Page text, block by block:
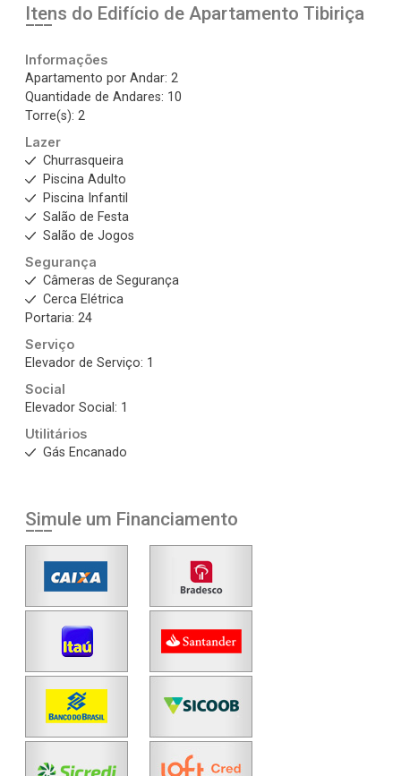
Itens do Edifício de Apartamento Tibiriça
Informações
Apartamento por Andar: 2
Quantidade de Andares: 10
Torre(s): 2
Lazer
Churrasqueira
Piscina Adulto
Piscina Infantil
Salão de Festa
Salão de Jogos
Segurança
Câmeras de Segurança
Cerca Elétrica
Portaria: 24
Serviço
Elevador de Serviço: 1
Social
Elevador Social: 1
Utilitários
Gás Encanado
Simule um Financiamento